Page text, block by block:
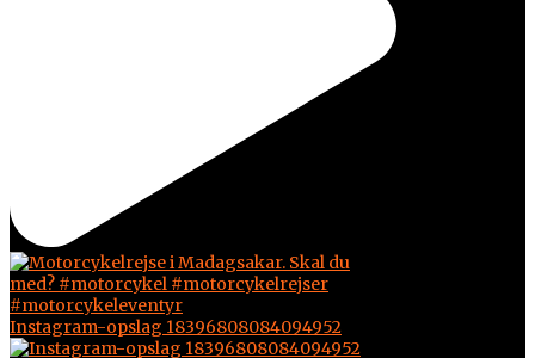
Instagram-opslag 18396808084094952